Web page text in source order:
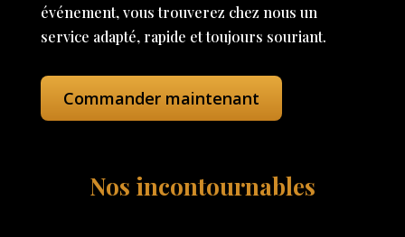
événement, vous trouverez chez nous un
service adapté, rapide et toujours souriant.
Commander maintenant
Nos incontournables